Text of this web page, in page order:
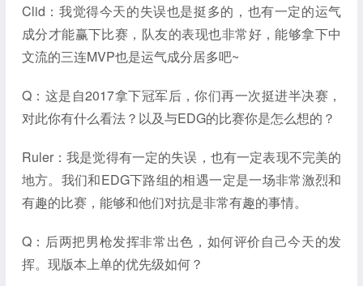
Clid：我觉得今天的失误也是挺多的，也有一定的运气
成分才能赢下比赛，队友的表现也非常好，能够拿下中
文流的三连MVP也是运气成分居多吧~
Q：这是自2017拿下冠军后，你们再一次挺进半决赛，
对此你有什么看法？以及与EDG的比赛你是怎么想的？
Ruler：我是觉得有一定的失误，也有一定表现不完美的
地方。我们和EDG下路组的相遇一定是一场非常激烈和
有趣的比赛，能够和他们对抗是非常有趣的事情。
Q：后两把男枪发挥非常出色，如何评价自己今天的发
挥。现版本上单的优先级如何？